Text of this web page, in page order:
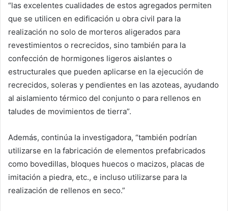
“las excelentes cualidades de estos agregados permiten
que se utilicen en edificación u obra civil para la
realización no solo de morteros aligerados para
revestimientos o recrecidos, sino también para la
confección de hormigones ligeros aislantes o
estructurales que pueden aplicarse en la ejecución de
recrecidos, soleras y pendientes en las azoteas, ayudando
al aislamiento térmico del conjunto o para rellenos en
taludes de movimientos de tierra”.
Además, continúa la investigadora, “también podrían
utilizarse en la fabricación de elementos prefabricados
como bovedillas, bloques huecos o macizos, placas de
imitación a piedra, etc., e incluso utilizarse para la
realización de rellenos en seco.”